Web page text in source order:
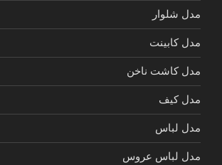
مدل شلوار
مدل کابینت
مدل کاشت ناخن
مدل کیف
مدل لباس
مدل لباس عروس